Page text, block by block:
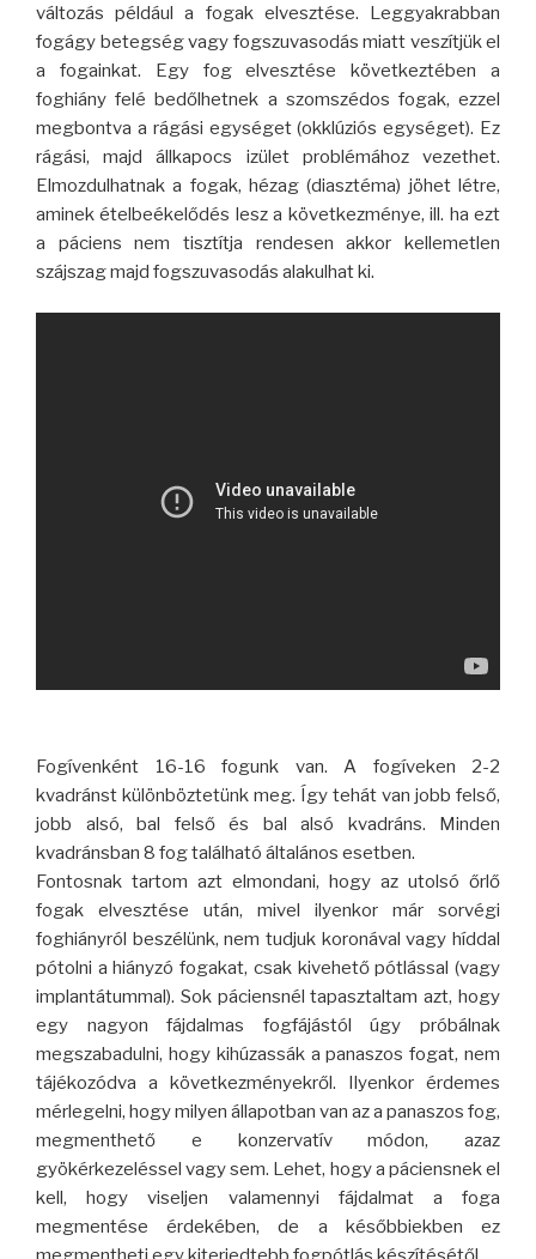
változás például a fogak elvesztése. Leggyakrabban
fogágy betegség vagy fogszuvasodás miatt veszítjük el
a fogainkat. Egy fog elvesztése következtében a
foghiány felé bedőlhetnek a szomszédos fogak, ezzel
megbontva a rágási egységet (okklúziós egységet). Ez
rágási, majd állkapocs izület problémához vezethet.
Elmozdulhatnak a fogak, hézag (diasztéma) jöhet létre,
aminek ételbeékelődés lesz a következménye, ill. ha ezt
a páciens nem tisztítja rendesen akkor kellemetlen
szájszag majd fogszuvasodás alakulhat ki.
Fogívenként 16-16 fogunk van. A fogíveken 2-2
kvadránst különböztetünk meg. Így tehát van jobb felső,
jobb alsó, bal felső és bal alsó kvadráns. Minden
kvadránsban 8 fog található általános esetben.
Fontosnak tartom azt elmondani, hogy az utolsó őrlő
fogak elvesztése után, mivel ilyenkor már sorvégi
foghiányról beszélünk, nem tudjuk koronával vagy híddal
pótolni a hiányzó fogakat, csak kivehető pótlással (vagy
implantátummal). Sok páciensnél tapasztaltam azt, hogy
egy nagyon fájdalmas fogfájástól úgy próbálnak
megszabadulni, hogy kihúzassák a panaszos fogat, nem
tájékozódva a következményekről. Ilyenkor érdemes
mérlegelni, hogy milyen állapotban van az a panaszos fog,
megmenthető e konzervatív módon, azaz
gyökérkezeléssel vagy sem. Lehet, hogy a páciensnek el
kell, hogy viseljen valamennyi fájdalmat a foga
megmentése érdekében, de a későbbiekben ez